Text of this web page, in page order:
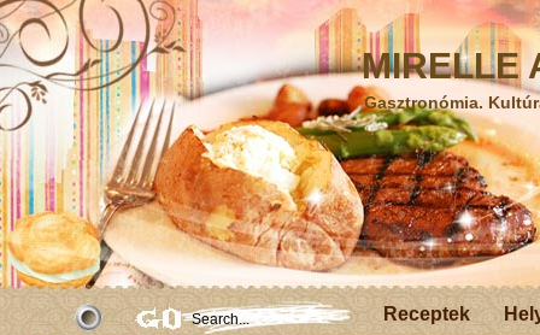
MIRELLE
Gasztronómia.
Receptek